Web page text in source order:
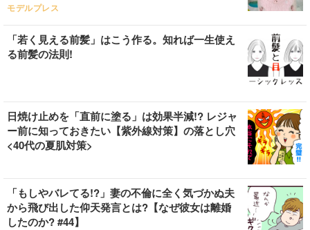
モデルプレス
「若く見える前髪」はこう作る。知れば一生使え
る前髪の法則!
日焼け止めを「直前に塗る」は効果半減!? レジャ
ー前に知っておきたい【紫外線対策】の落とし穴
<40代の夏肌対策>
「もしやバレてる!?」妻の不倫に全く気づかぬ夫
から飛び出した仰天発言とは?【なぜ彼女は離婚
したのか? #44】